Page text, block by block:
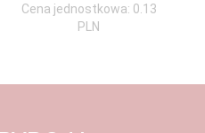
Cena jednostkowa: 0.13
PLN